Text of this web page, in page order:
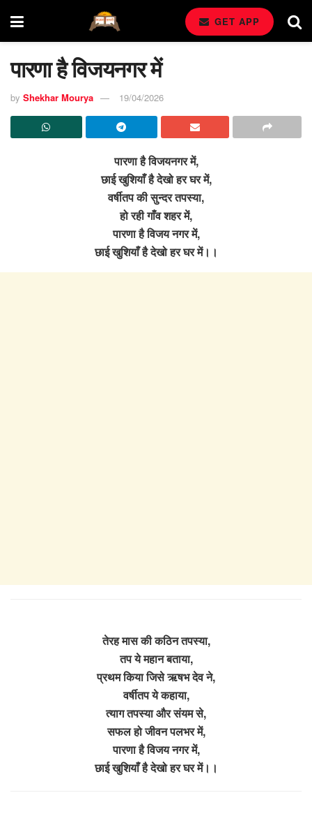
GET APP
पारणा है विजयनगर में
by Shekhar Mourya 19/04/2026
पारणा है विजयनगर में,
छाई खुशियाँ है देखो हर घर में,
वर्षीतप की सुन्दर तपस्या,
हो रही गाँव शहर में,
पारणा है विजय नगर में,
छाई खुशियाँ है देखो हर घर में।।
तेरह मास की कठिन तपस्या,
तप ये महान बताया,
प्रथम किया जिसे ऋषभ देव ने,
वर्षीतप ये कहाया,
त्याग तपस्या और संयम से,
सफल हो जीवन पलभर में,
पारणा है विजय नगर में,
छाई खुशियाँ है देखो हर घर में।।